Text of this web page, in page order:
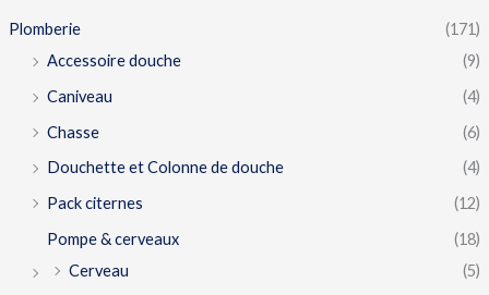
Plomberie
(171)
Accessoire douche
(9)
Caniveau
(4)
Chasse
(6)
Douchette et Colonne de douche
(4)
Pack citernes
(12)
Pompe & cerveaux
(18)
Cerveau
(5)